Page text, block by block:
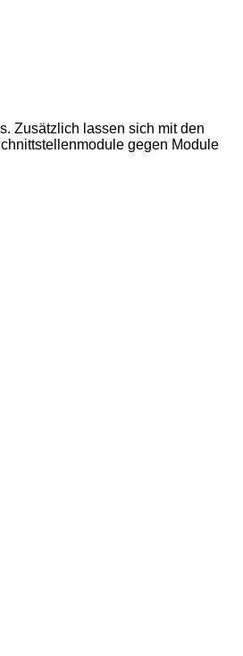
Zusätzlich lassen sich mit den
gegen Module